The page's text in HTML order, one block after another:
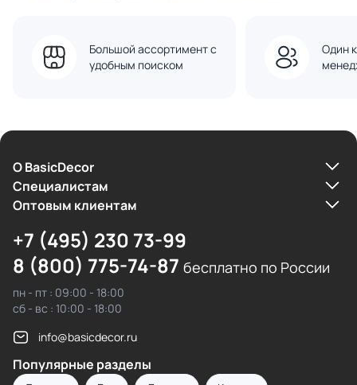
Большой ассортимент с
удобным поиском
Один
О BasicDecor
Cпециалистам
Оптовым клиентам
+7 (495) 230 73-99
8 (800) 775-74-87 бесплатно по России
пн - пт : 09:00 - 18:00
сб - вс : 10:00 - 18:00
info@basicdecor.ru
Популярные разделы